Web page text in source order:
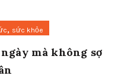
, sức khỏe
ngày mà không sợ